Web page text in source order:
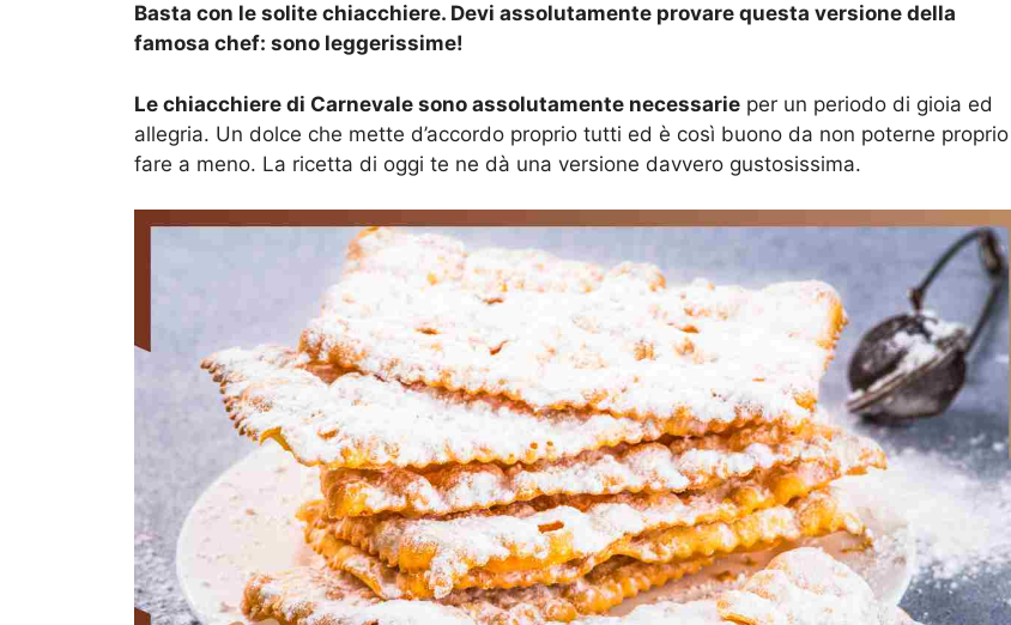
Basta con le solite chiacchiere. Devi assolutamente provare questa versione della
famosa chef: sono leggerissime!
Le chiacchiere di Carnevale sono assolutamente necessarie per un periodo di gioia ed
allegria. Un dolce che mette d’accordo proprio tutti ed è così buono da non poterne proprio
fare a meno. La ricetta di oggi te ne dà una versione davvero gustosissima.